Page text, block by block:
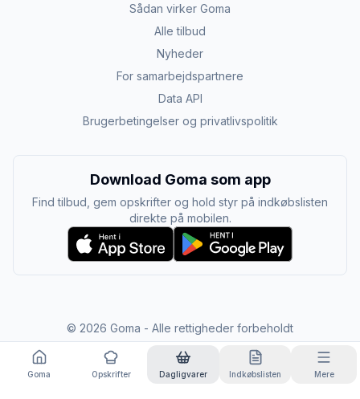
Sådan virker Goma
Alle tilbud
Nyheder
For samarbejdspartnere
Data API
Brugerbetingelser og privatlivspolitik
Download Goma som app
Find tilbud, gem opskrifter og hold styr på indkøbslisten
direkte på mobilen.
© 2026 Goma - Alle rettigheder forbeholdt
Goma Opskrifter Dagligvarer Indkøbslisten Mere